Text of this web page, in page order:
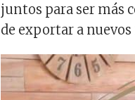
juntos para ser más
de exportar a nuevos